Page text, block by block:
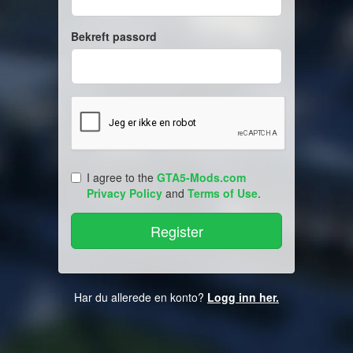
Bekreft passord
I agree to the GTA5-Mods.com
Privacy Policy and Terms of Use.
Har du allerede en konto? Logg inn her.